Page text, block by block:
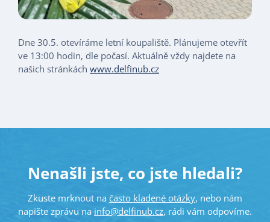
Dne 30.5. otevíráme letní koupaliště. Plánujeme otevřít
ve 13:00 hodin, dle počasí. Aktuálně vždy najdete na
našich stránkách www.delfinub.cz
Nenašli jste, co jste hledali?
Zkuste mrknout na často kladené otázky, nebo nám
napište zprávu na info@delfinub.cz, rádi vám odpovíme.